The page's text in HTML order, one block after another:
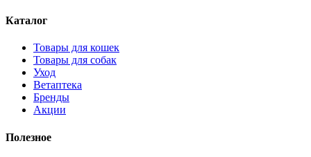
Каталог
Товары для кошек
Товары для собак
Уход
Ветаптека
Бренды
Акции
Полезное